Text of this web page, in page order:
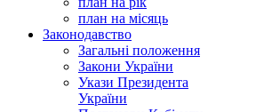
план на місяць
Законодавство
Загальні положення
Закони України
Укази Президента
України